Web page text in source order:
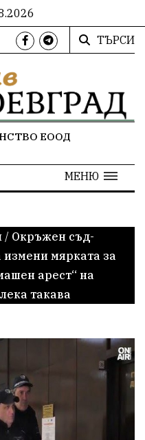
ТЪРСИ
ЕООД
МЕНЮ
/ Окръжен съд-
измени мярката за
арест“ на
такава